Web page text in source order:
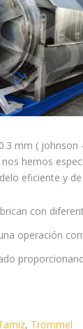
0.3 mm (
hemos
eficiente y
con
operación
, Trommel